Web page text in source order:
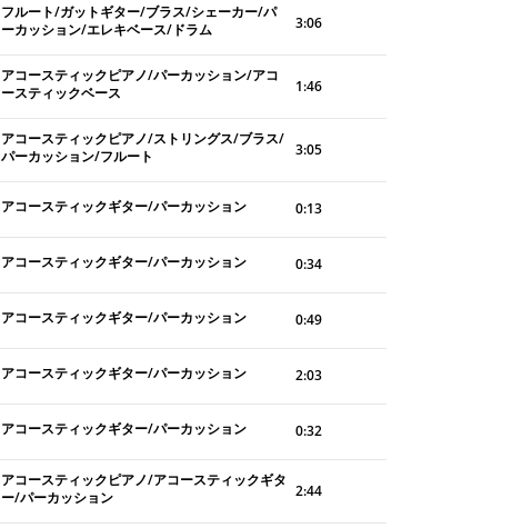
フルート/ガットギター/ブラス/シェーカー/パ
ーカッション/エレキベース/ドラム
3:06
アコースティックピアノ/パーカッション/アコ
ースティックベース
1:46
アコースティックピアノ/ストリングス/ブラス/
パーカッション/フルート
3:05
アコースティックギター/パーカッション 0:13
アコースティックギター/パーカッション 0:34
アコースティックギター/パーカッション 0:49
アコースティックギター/パーカッション 2:03
アコースティックギター/パーカッション 0:32
アコースティックピアノ/アコースティックギタ
ー/パーカッション
2:44